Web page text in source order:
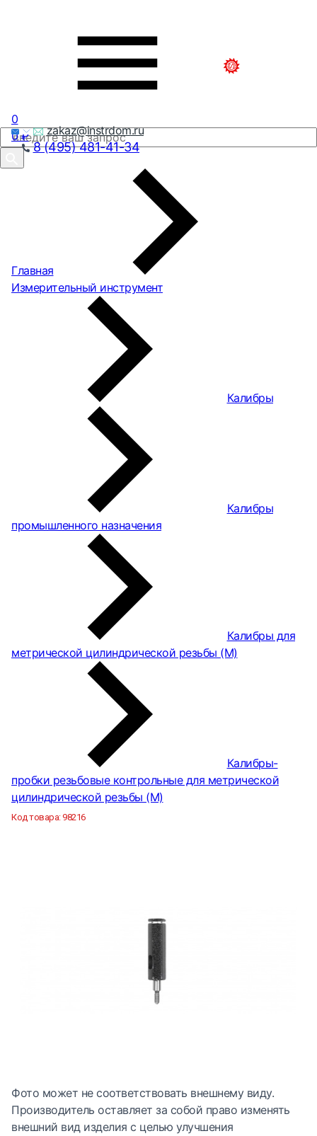
zakaz@instrdom.ru
8 (495) 481-41-34
0
0₽
Главная
Измерительный инструмент
Калибры
Калибры
промышленного назначения
Калибры для
метрической цилиндрической резьбы (М)
Калибры-
пробки резьбовые контрольные для метрической
цилиндрической резьбы (М)
Код товара:98216
Фото может не соответствовать внешнему виду.
Производитель оставляет за собой право изменять
внешний вид изделия с целью улучшения